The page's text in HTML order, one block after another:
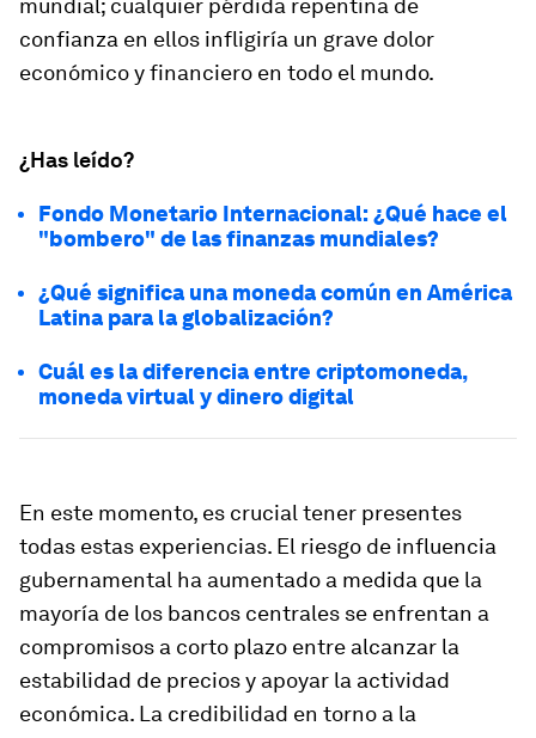
mundial; cualquier pérdida repentina de
confianza en ellos infligiría un grave dolor
económico y financiero en todo el mundo.
¿Has leído?
Fondo Monetario Internacional: ¿Qué hace el
"bombero" de las finanzas mundiales?
¿Qué significa una moneda común en América
Latina para la globalización?
Cuál es la diferencia entre criptomoneda,
moneda virtual y dinero digital
En este momento, es crucial tener presentes
todas estas experiencias. El riesgo de influencia
gubernamental ha aumentado a medida que la
mayoría de los bancos centrales se enfrentan a
compromisos a corto plazo entre alcanzar la
estabilidad de precios y apoyar la actividad
económica. La credibilidad en torno a la